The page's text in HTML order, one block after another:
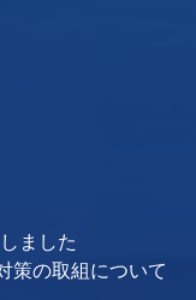
ました
策の取組について